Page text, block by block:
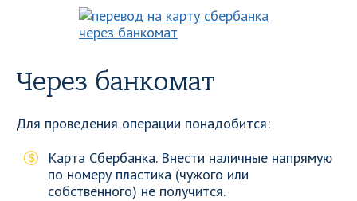
Через банкомат
Для проведения операции понадобится:
Карта Сбербанка. Внести наличные напрямую
по номеру пластика (чужого или
собственного) не получится.